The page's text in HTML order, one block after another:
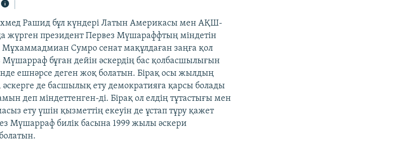
Рашид бұл күндері Латын Америкасы мен АҚШ-
жүрген президент Первез Мүшараффтың міндетін
Мұхаммадмиан Сумро сенат мақұлдаған заңға қол
бұған дейін әскердің бас қолбасшылығын
ешнәрсе деген жоқ болатын. Бірақ осы жылдың
әскерге де басшылық ету демократияға қарсы болады
деп міндеттенген-ді. Бірақ ол елдің тұтастығы мен
ету үшін қызметтің екеуін де ұстап тұру қажет
Мүшарраф билік басына 1999 жылы әскери